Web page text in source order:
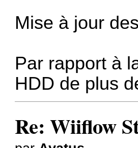
Mise à jour
Par rapport à
HDD de plus
Re: Wiiflow